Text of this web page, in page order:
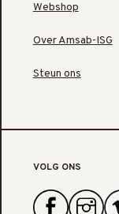
Webshop
Over Amsab-ISG
Steun ons
VOLG ONS